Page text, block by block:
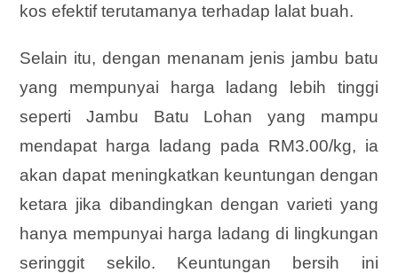
kos efektif terutamanya terhadap lalat buah.
Selain itu, dengan menanam jenis jambu batu
yang mempunyai harga ladang lebih tinggi
seperti Jambu Batu Lohan yang mampu
mendapat harga ladang pada RM3.00/kg, ia
akan dapat meningkatkan keuntungan dengan
ketara jika dibandingkan dengan varieti yang
hanya mempunyai harga ladang di lingkungan
seringgit sekilo. Keuntungan bersih ini